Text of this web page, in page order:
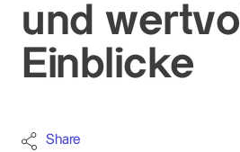
und
Einblicke
Share